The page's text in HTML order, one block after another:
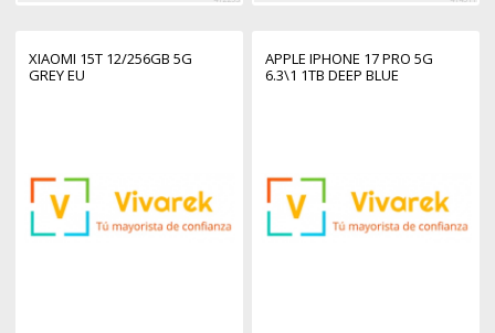
XIAOMI 15T 12/256GB 5G
GREY EU
APPLE IPHONE 17 PRO 5G
6.3\1 1TB DEEP BLUE